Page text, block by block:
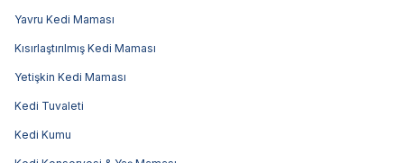
Yavru Kedi Maması
Kısırlaştırılmış Kedi Maması
Yetişkin Kedi Maması
Kedi Tuvaleti
Kedi Kumu